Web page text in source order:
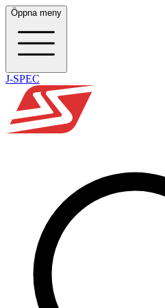
Öppna meny
J-SPEC